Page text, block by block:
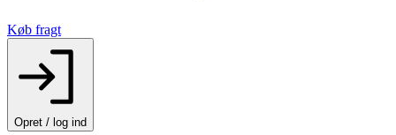
Køb fragt
Opret / log ind